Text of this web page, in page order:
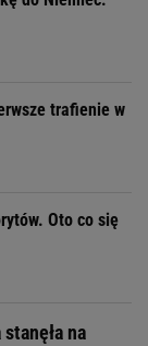
trafienie w
Oto co się
na